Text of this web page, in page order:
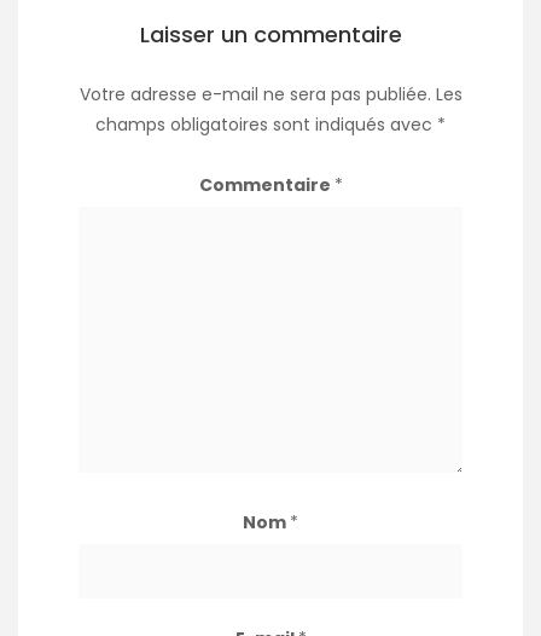
Laisser un commentaire
Votre adresse e-mail ne sera pas publiée. Les
champs obligatoires sont indiqués avec *
Commentaire *
Nom *